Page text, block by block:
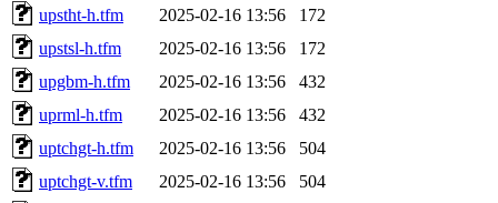
upstht-h.tfm
2025-02-16 13:56
172
upstsl-h.tfm
2025-02-16 13:56
172
upgbm-h.tfm
2025-02-16 13:56
432
uprml-h.tfm
2025-02-16 13:56
432
uptchgt-h.tfm
2025-02-16 13:56
504
uptchgt-v.tfm
2025-02-16 13:56
504